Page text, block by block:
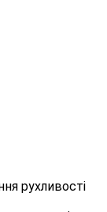
рухливості